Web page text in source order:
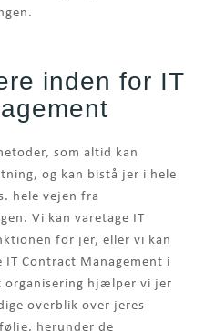
inden for IT
som altid kan
og kan bistå jer i hele
hele vejen fra
Vi kan varetage IT
for jer, eller vi kan
Contract Management i
organisering hjælper vi jer
overblik over jeres
herunder de